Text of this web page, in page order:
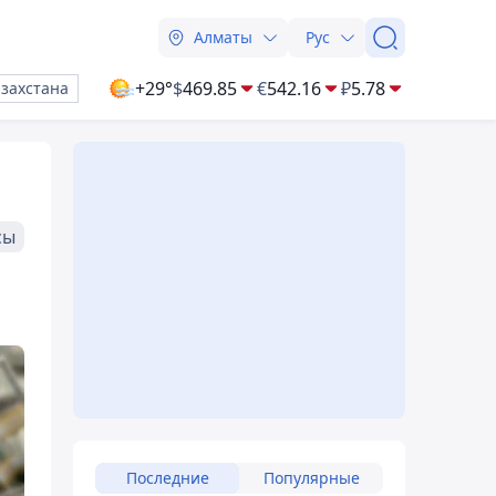
Алматы Рус
+29°$469.85 €542.16 ₽5.78
Последние Популярные